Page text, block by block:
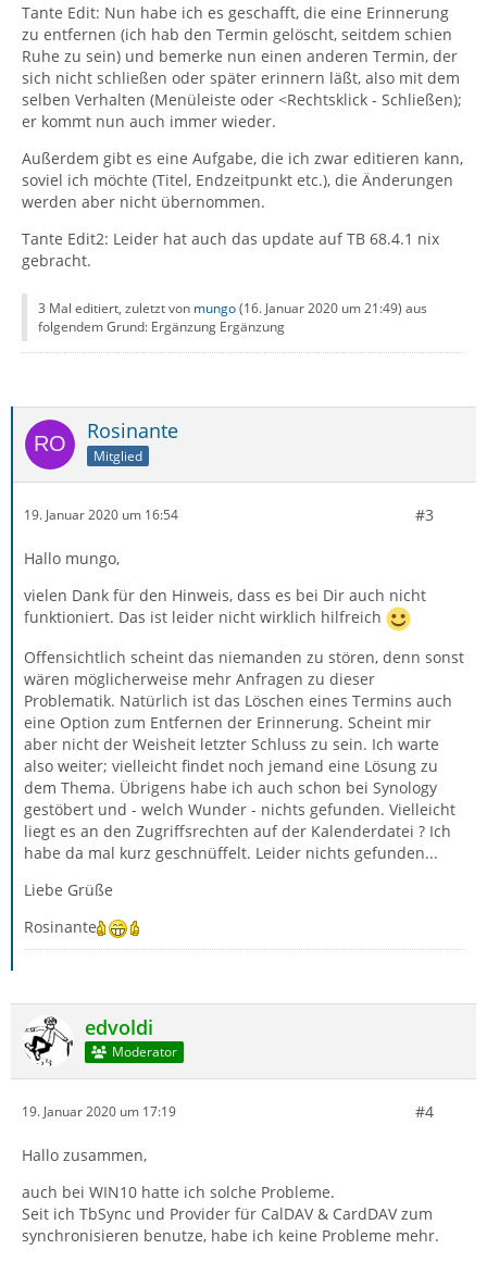
Tante Edit: Nun habe ich es geschafft, die eine Erinnerung
zu entfernen (ich hab den Termin gelöscht, seitdem schien
Ruhe zu sein) und bemerke nun einen anderen Termin, der
sich nicht schließen oder später erinnern läßt, also mit dem
selben Verhalten (Menüleiste oder <Rechtsklick - Schließen);
er kommt nun auch immer wieder.
Außerdem gibt es eine Aufgabe, die ich zwar editieren kann,
soviel ich möchte (Titel, Endzeitpunkt etc.), die Änderungen
werden aber nicht übernommen.
Tante Edit2: Leider hat auch das update auf TB 68.4.1 nix
gebracht.
3 Mal editiert, zuletzt von mungo(16. Januar 2020 um 21:49) aus
folgendem Grund: Ergänzung Ergänzung
Rosinante
Mitglied
19. Januar 2020 um 16:54 #3
Hallo mungo,
vielen Dank für den Hinweis, dass es bei Dir auch nicht
funktioniert. Das ist leider nicht wirklich hilfreich
Offensichtlich scheint das niemanden zu stören, denn sonst
wären möglicherweise mehr Anfragen zu dieser
Problematik. Natürlich ist das Löschen eines Termins auch
eine Option zum Entfernen der Erinnerung. Scheint mir
aber nicht der Weisheit letzter Schluss zu sein. Ich warte
also weiter; vielleicht findet noch jemand eine Lösung zu
dem Thema. Übrigens habe ich auch schon bei Synology
gestöbert und - welch Wunder - nichts gefunden. Vielleicht
liegt es an den Zugriffsrechten auf der Kalenderdatei ? Ich
habe da mal kurz geschnüffelt. Leider nichts gefunden...
Liebe Grüße
Rosinante
edvoldi
Moderator
19. Januar 2020 um 17:19 #4
Hallo zusammen,
auch bei WIN10 hatte ich solche Probleme.
Seit ich TbSync und Provider für CalDAV & CardDAV zum
synchronisieren benutze, habe ich keine Probleme mehr.